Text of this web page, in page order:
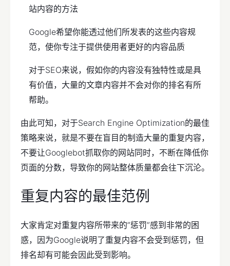
站内容的方法
Google希望你能透过他们所发表的这些内容规
范，使你专注于提供使用者更好的内容品质
对于SEO来说，假如你的内容没有独特性或是具
有价值，大量的文章内容并不会对你的排名有所
帮助。
由此可知，对于Search Engine Optimization的最佳
策略来说，就是不要在盲目的制造大量的重复内容，
不要让Googlebot抓取你的网站同时，不断在降低你
页面的分数，导致你的网站整体质量都会往下沉沦。
重复内容的最佳范例
大家肯定对重复内容所带来的”惩罚”感到非常的困
惑，因为Google说明了重复内容不会受到惩罚，但
排名却有可能会因此受到影响。